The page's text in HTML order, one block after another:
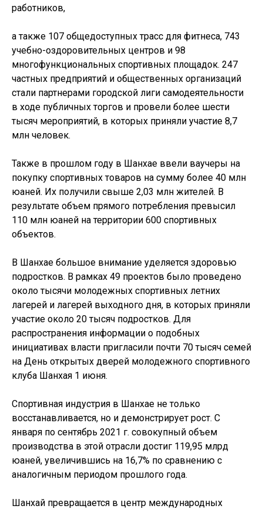
работников,
а также 107 общедоступных трасс для фитнеса, 743
учебно-оздоровительных центров и 98
многофункциональных спортивных площадок. 247
частных предприятий и общественных организаций
стали партнерами городской лиги самодеятельности
в ходе публичных торгов и провели более шести
тысяч мероприятий, в которых приняли участие 8,7
млн человек.
Также в прошлом году в Шанхае ввели ваучеры на
покупку спортивных товаров на сумму более 40 млн
юаней. Их получили свыше 2,03 млн жителей. В
результате объем прямого потребления превысил
110 млн юаней на территории 600 спортивных
объектов.
В Шанхае большое внимание уделяется здоровью
подростков. В рамках 49 проектов было проведено
около тысячи молодежных спортивных летних
лагерей и лагерей выходного дня, в которых приняли
участие около 20 тысяч подростков. Для
распространения информации о подобных
инициативах власти пригласили почти 70 тысяч семей
на День открытых дверей молодежного спортивного
клуба Шанхая 1 июня.
Спортивная индустрия в Шанхае не только
восстанавливается, но и демонстрирует рост. С
января по сентябрь 2021 г. совокупный объем
производства в этой отрасли достиг 119,95 млрд
юаней, увеличившись на 16,7% по сравнению с
аналогичным периодом прошлого года.
Шанхай превращается в центр международных